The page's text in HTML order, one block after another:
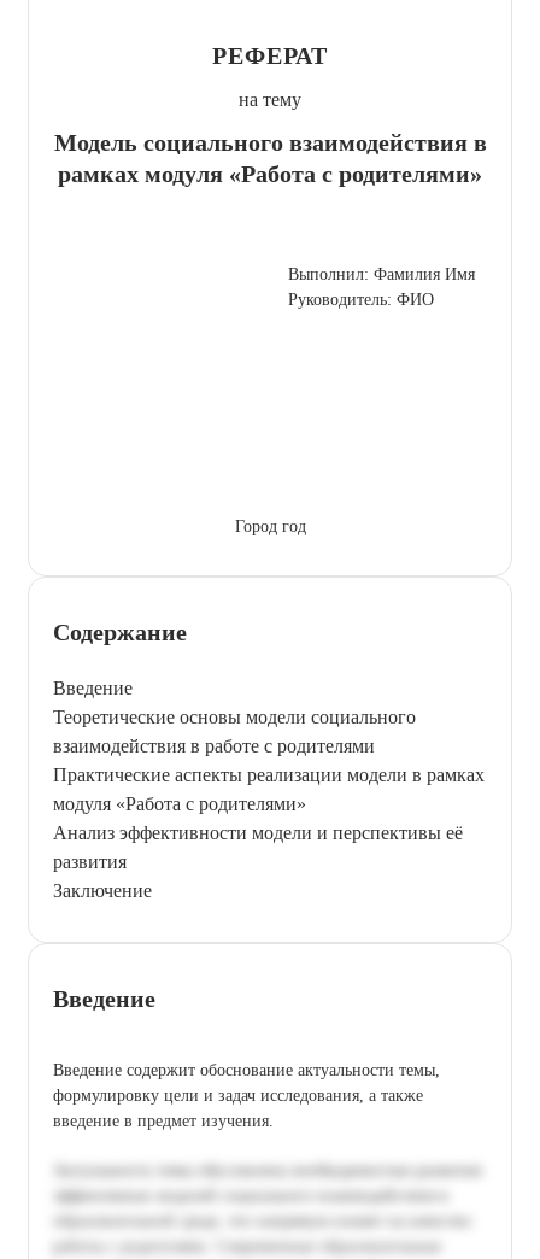
РЕФЕРАТ
на тему
Модель социального взаимодействия в
рамках модуля «Работа с родителями»
Выполнил: Фамилия Имя
Руководитель: ФИО
Город год
Содержание
Введение
Теоретические основы модели социального
взаимодействия в работе с родителями
Практические аспекты реализации модели в рамках
модуля «Работа с родителями»
Анализ эффективности модели и перспективы её
развития
Заключение
Введение
Введение содержит обоснование актуальности темы,
формулировку цели и задач исследования, а также
введение в предмет изучения.